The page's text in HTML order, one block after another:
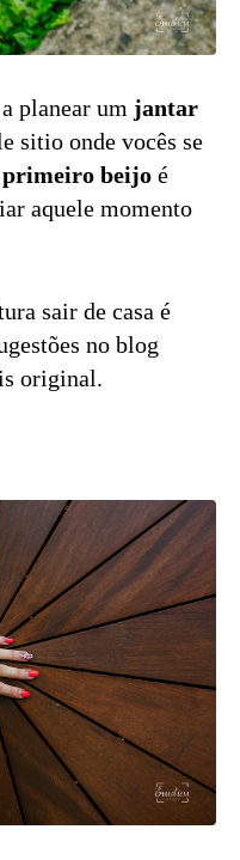
planear um jantar
sitio onde vocês se
beijo é
aquele momento
sair de casa é
no blog
original.